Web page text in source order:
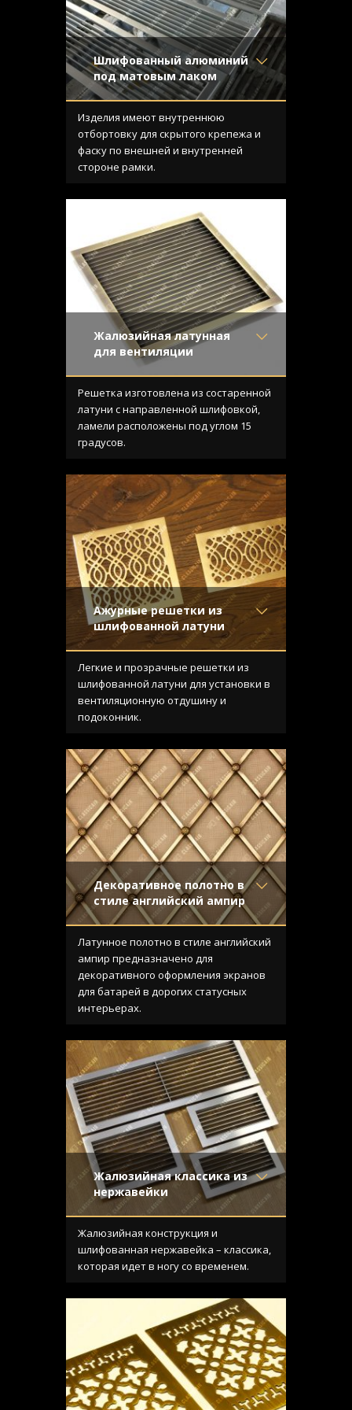
Шлифованный алюминий
под матовым лаком
Материал- Алюминий
Отделка- Шлифованный
алюминий
Узор- Щелевой
Конструкция
Изделия имеют внутреннюю
отбортовку для скрытого крепежа и
фаску по внешней и внутренней
стороне рамки.
Жалюзийная латунная
для вентиляции
Материал- Латунь
Отделка- Старение с
направленной риской
Узор- Щелевой
Конструкция
Решетка изготовлена из состаренной
латуни с направленной шлифовкой,
ламели расположены под углом 15
градусов.
Ажурные решетки из
шлифованной латуни
Материал- Латунь
Отделка- Шлифованная
латунь
Узор- Волны
Конструкция
Легкие и прозрачные решетки из
шлифованной латуни для установки в
вентиляционную отдушину и
подоконник.
Декоративное полотно в
стиле английский ампир
Материал- Латунь
Отделка- Старение с
эффектом затёртости
Узор- Ромбы с узлами
Конструкция-
Латунное полотно в стиле английский
ампир предназначено для
декоративного оформления экранов
для батарей в дорогих статусных
интерьерах.
Жалюзийная классика из
нержавейки
Материал- Нержавеющая
сталь
Отделка- Шлифованная
нержавейка
Жалюзийная конструкция и
шлифованная нержавейка – классика,
которая идет в ногу со временем.